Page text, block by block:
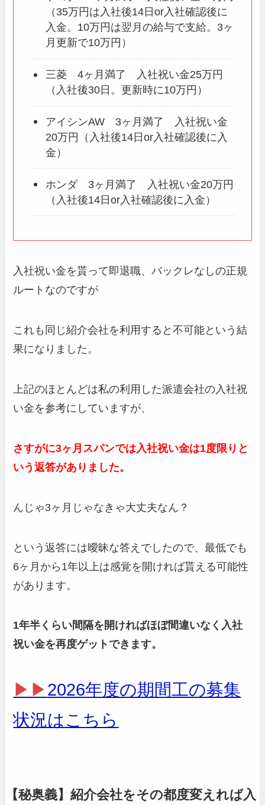
（35万円は入社後14日or入社確認後に
入金。10万円は翌月の給与で支給。3ヶ
月更新で10万円）
三菱 4ヶ月満了 入社祝い金25万円
（入社後30日。更新時に10万円）
アイシンAW 3ヶ月満了 入社祝い金
20万円（入社後14日or入社確認後に入
金）
ホンダ 3ヶ月満了 入社祝い金20万円
（入社後14日or入社確認後に入金）
入社祝い金を貰って即退職、バックレなしの正規
ルートなのですが
これも同じ紹介会社を利用すると不可能という結
果になりました。
上記のほとんどは私の利用した派遣会社の入社祝
い金を参考にしていますが、
さすがに3ヶ月スパンでは入社祝い金は1度限りと
いう返答がありました。
んじゃ3ヶ月じゃなきゃ大丈夫なん？
という返答には曖昧な答えでしたので、最低でも
6ヶ月から1年以上は感覚を開ければ貰える可能性
があります。
1年半くらい間隔を開ければほぼ間違いなく入社
祝い金を再度ゲットできます。
▶▶2026年度の期間工の募集
状況はこちら
【秘奥義】紹介会社をその都度変えれば入